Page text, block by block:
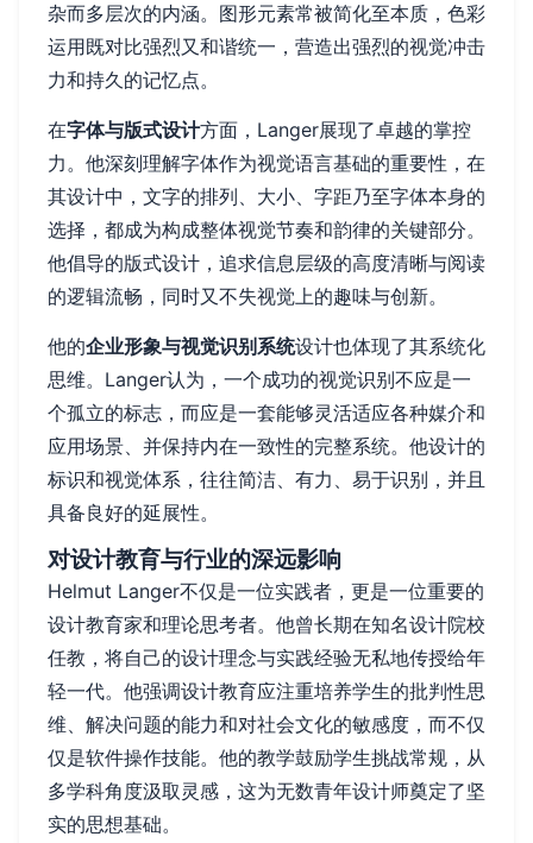
杂而多层次的内涵。图形元素常被简化至本质，色彩
运用既对比强烈又和谐统一，营造出强烈的视觉冲击
力和持久的记忆点。
在字体与版式设计方面，Langer展现了卓越的掌控
力。他深刻理解字体作为视觉语言基础的重要性，在
其设计中，文字的排列、大小、字距乃至字体本身的
选择，都成为构成整体视觉节奏和韵律的关键部分。
他倡导的版式设计，追求信息层级的高度清晰与阅读
的逻辑流畅，同时又不失视觉上的趣味与创新。
他的企业形象与视觉识别系统设计也体现了其系统化
思维。Langer认为，一个成功的视觉识别不应是一
个孤立的标志，而应是一套能够灵活适应各种媒介和
应用场景、并保持内在一致性的完整系统。他设计的
标识和视觉体系，往往简洁、有力、易于识别，并且
具备良好的延展性。
对设计教育与行业的深远影响
Helmut Langer不仅是一位实践者，更是一位重要的
设计教育家和理论思考者。他曾长期在知名设计院校
任教，将自己的设计理念与实践经验无私地传授给年
轻一代。他强调设计教育应注重培养学生的批判性思
维、解决问题的能力和对社会文化的敏感度，而不仅
仅是软件操作技能。他的教学鼓励学生挑战常规，从
多学科角度汲取灵感，这为无数青年设计师奠定了坚
实的思想基础。